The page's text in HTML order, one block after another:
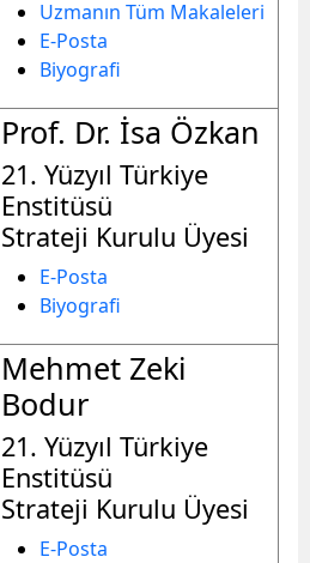
Uzmanın Tüm Makaleleri
E-Posta
Biyografi
Prof. Dr. İsa Özkan
21. Yüzyıl Türkiye
Enstitüsü
Strateji Kurulu Üyesi
E-Posta
Biyografi
Mehmet Zeki
Bodur
21. Yüzyıl Türkiye
Enstitüsü
Strateji Kurulu Üyesi
E-Posta